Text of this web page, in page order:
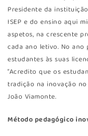
Presidente da
ISEP e do ensino aqui
aspetos, na crescente
cada ano letivo. No ano
estudantes às suas
“Acredito que os
tradição na inovação
João Viamonte.
Método pedagógico